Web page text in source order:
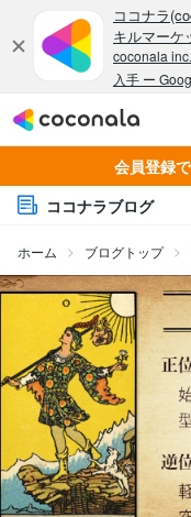
会員登録
ココナラブログ
ホーム ブログトップ